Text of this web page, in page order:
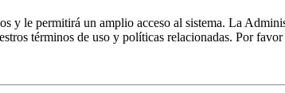
y le permitirá un amplio acceso al sistema. La
términos de uso y políticas relacionadas. Por